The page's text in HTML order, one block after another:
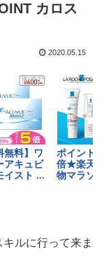
カロス
2020.05.15
ルに行って来ま